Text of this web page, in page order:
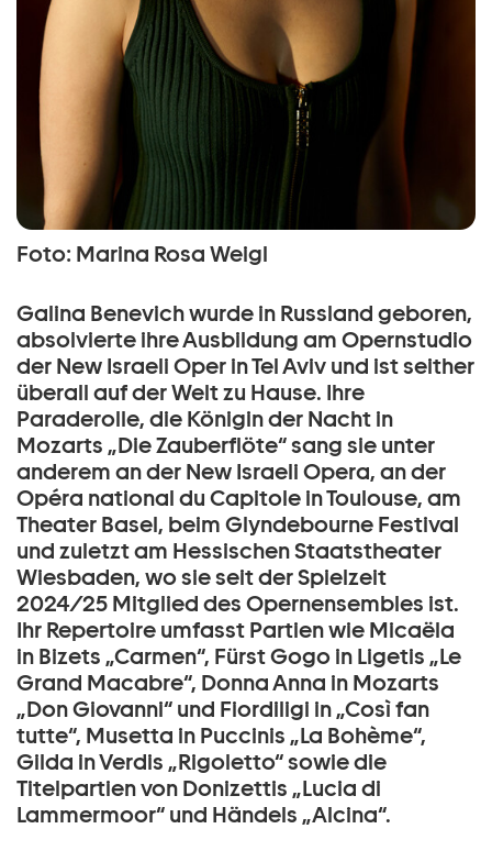
Foto: Marina Rosa Weigl
Galina Benevich wurde in Russland geboren,
absolvierte ihre Ausbildung am Opernstudio
der New Israeli Oper in Tel Aviv und ist seither
überall auf der Welt zu Hause. Ihre
Paraderolle, die Königin der Nacht in
Mozarts „Die Zauberflöte“ sang sie unter
anderem an der New Israeli Opera, an der
Opéra national du Capitole in Toulouse, am
Theater Basel, beim Glyndebourne Festival
und zuletzt am Hessischen Staatstheater
Wiesbaden, wo sie seit der Spielzeit
2024/25 Mitglied des Opernensembles ist.
Ihr Repertoire umfasst Partien wie Micaëla
in Bizets „Carmen“, Fürst Gogo in Ligetis „Le
Grand Macabre“, Donna Anna in Mozarts
„Don Giovanni“ und Fiordiligi in „Così fan
tutte“, Musetta in Puccinis „La Bohème“,
Gilda in Verdis „Rigoletto“ sowie die
Titelpartien von Donizettis „Lucia di
Lammermoor“ und Händels „Alcina“.